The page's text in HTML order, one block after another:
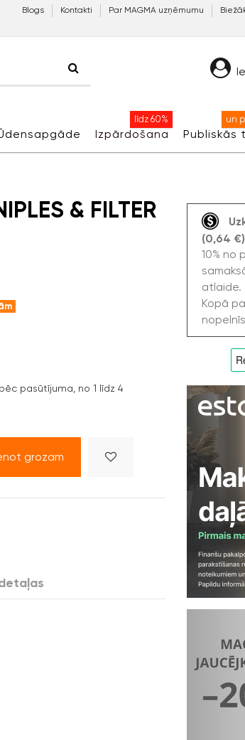
Blogs Kontakti Par MAGMA uzņēmumu
Izpārdošana
līdz 60%
Publiskās
un
& FILTER
pēc pasūtījuma, no 1 līdz 4
grozam
(0,64
10% no
atlaide.
Kopā